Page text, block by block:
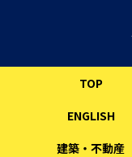
TOP
ENGLISH
建築・不動産